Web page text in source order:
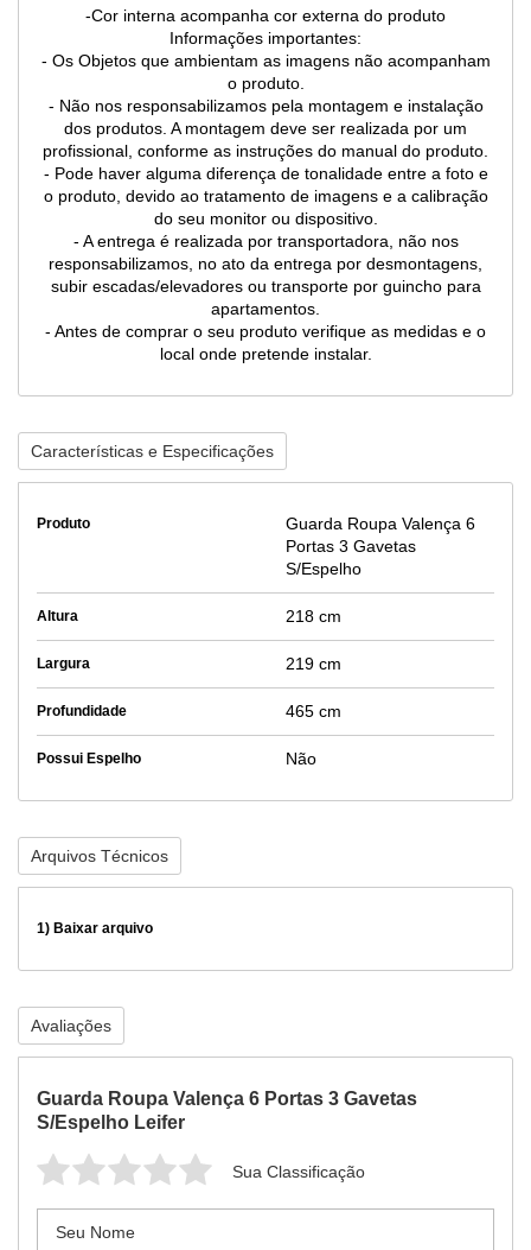
-Cor interna acompanha cor externa do produto
Informações importantes:
- Os Objetos que ambientam as imagens não acompanham
o produto.
- Não nos responsabilizamos pela montagem e instalação
dos produtos. A montagem deve ser realizada por um
profissional, conforme as instruções do manual do produto.
- Pode haver alguma diferença de tonalidade entre a foto e
o produto, devido ao tratamento de imagens e a calibração
do seu monitor ou dispositivo.
- A entrega é realizada por transportadora, não nos
responsabilizamos, no ato da entrega por desmontagens,
subir escadas/elevadores ou transporte por guincho para
apartamentos.
- Antes de comprar o seu produto verifique as medidas e o
local onde pretende instalar.
Características e Especificações
Produto
Guarda Roupa Valença 6
Portas 3 Gavetas
S/Espelho
Altura 218 cm
Largura 219 cm
Profundidade 465 cm
Possui Espelho Não
Arquivos Técnicos
1) Baixar arquivo
Avaliações
Guarda Roupa Valença 6 Portas 3 Gavetas
S/Espelho Leifer
Sua Classificação